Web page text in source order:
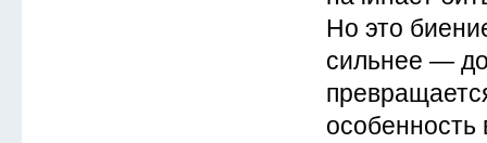
Но это
сильнее —